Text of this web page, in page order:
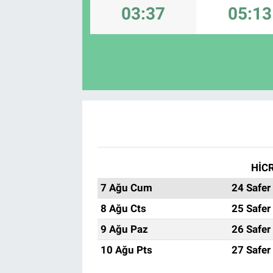
03:37 05:13
7 Ağu Cum
24
8 Ağu Cts
25
9 Ağu Paz
26
10 Ağu Pts
27